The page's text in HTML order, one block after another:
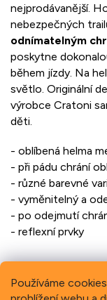
Používáme
nejprodávanější.
nebezpečných
odnímatelným
poskytne
během jízdy. Na
světlo. Originální
výrobce Cratoni
děti.
- oblíbená helma
- při pádu chrání
- různé barevné
- vyměnitelný a
- po odejmutí
- reflexní prvky